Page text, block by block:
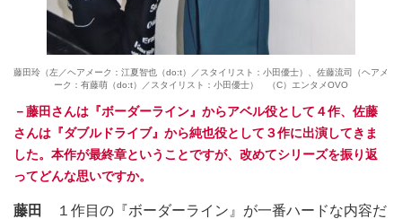
藤田玲（左／ヘアメーク：江夏智也（do:t）／スタイリスト：小田優士）、佐藤流司（ヘアメ
ーク：有藤萌（do:t）／スタイリスト：小田優士） （C）エンタメOVO
－藤田さんは『ボーダーライン』からアベル役として４作、佐藤
さんは『ダブルドライブ』から純也役として３作に出演してきま
した。本作が最終章ということですが、改めてシリーズを振り返
ってどんな思いですか。
藤田
１作目の『ボーダーライン』が一番ハードな内容だ